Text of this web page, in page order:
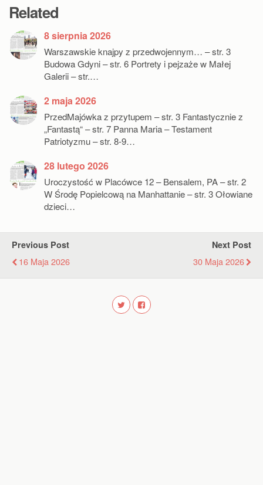
Related
8 sierpnia 2026
Warszawskie knajpy z przedwojennym… – str. 3
Budowa Gdyni – str. 6 Portrety i pejzaże w Małej
Galerii – str.…
2 maja 2026
PrzedMajówka z przytupem – str. 3 Fantastycznie z
„Fantastą“ – str. 7 Panna Maria – Testament
Patriotyzmu – str. 8-9…
28 lutego 2026
Uroczystość w Placówce 12 – Bensalem, PA – str. 2
W Środę Popielcową na Manhattanie – str. 3 Ołowiane
dzieci…
Previous Post
16 Maja 2026
Next Post
30 Maja 2026